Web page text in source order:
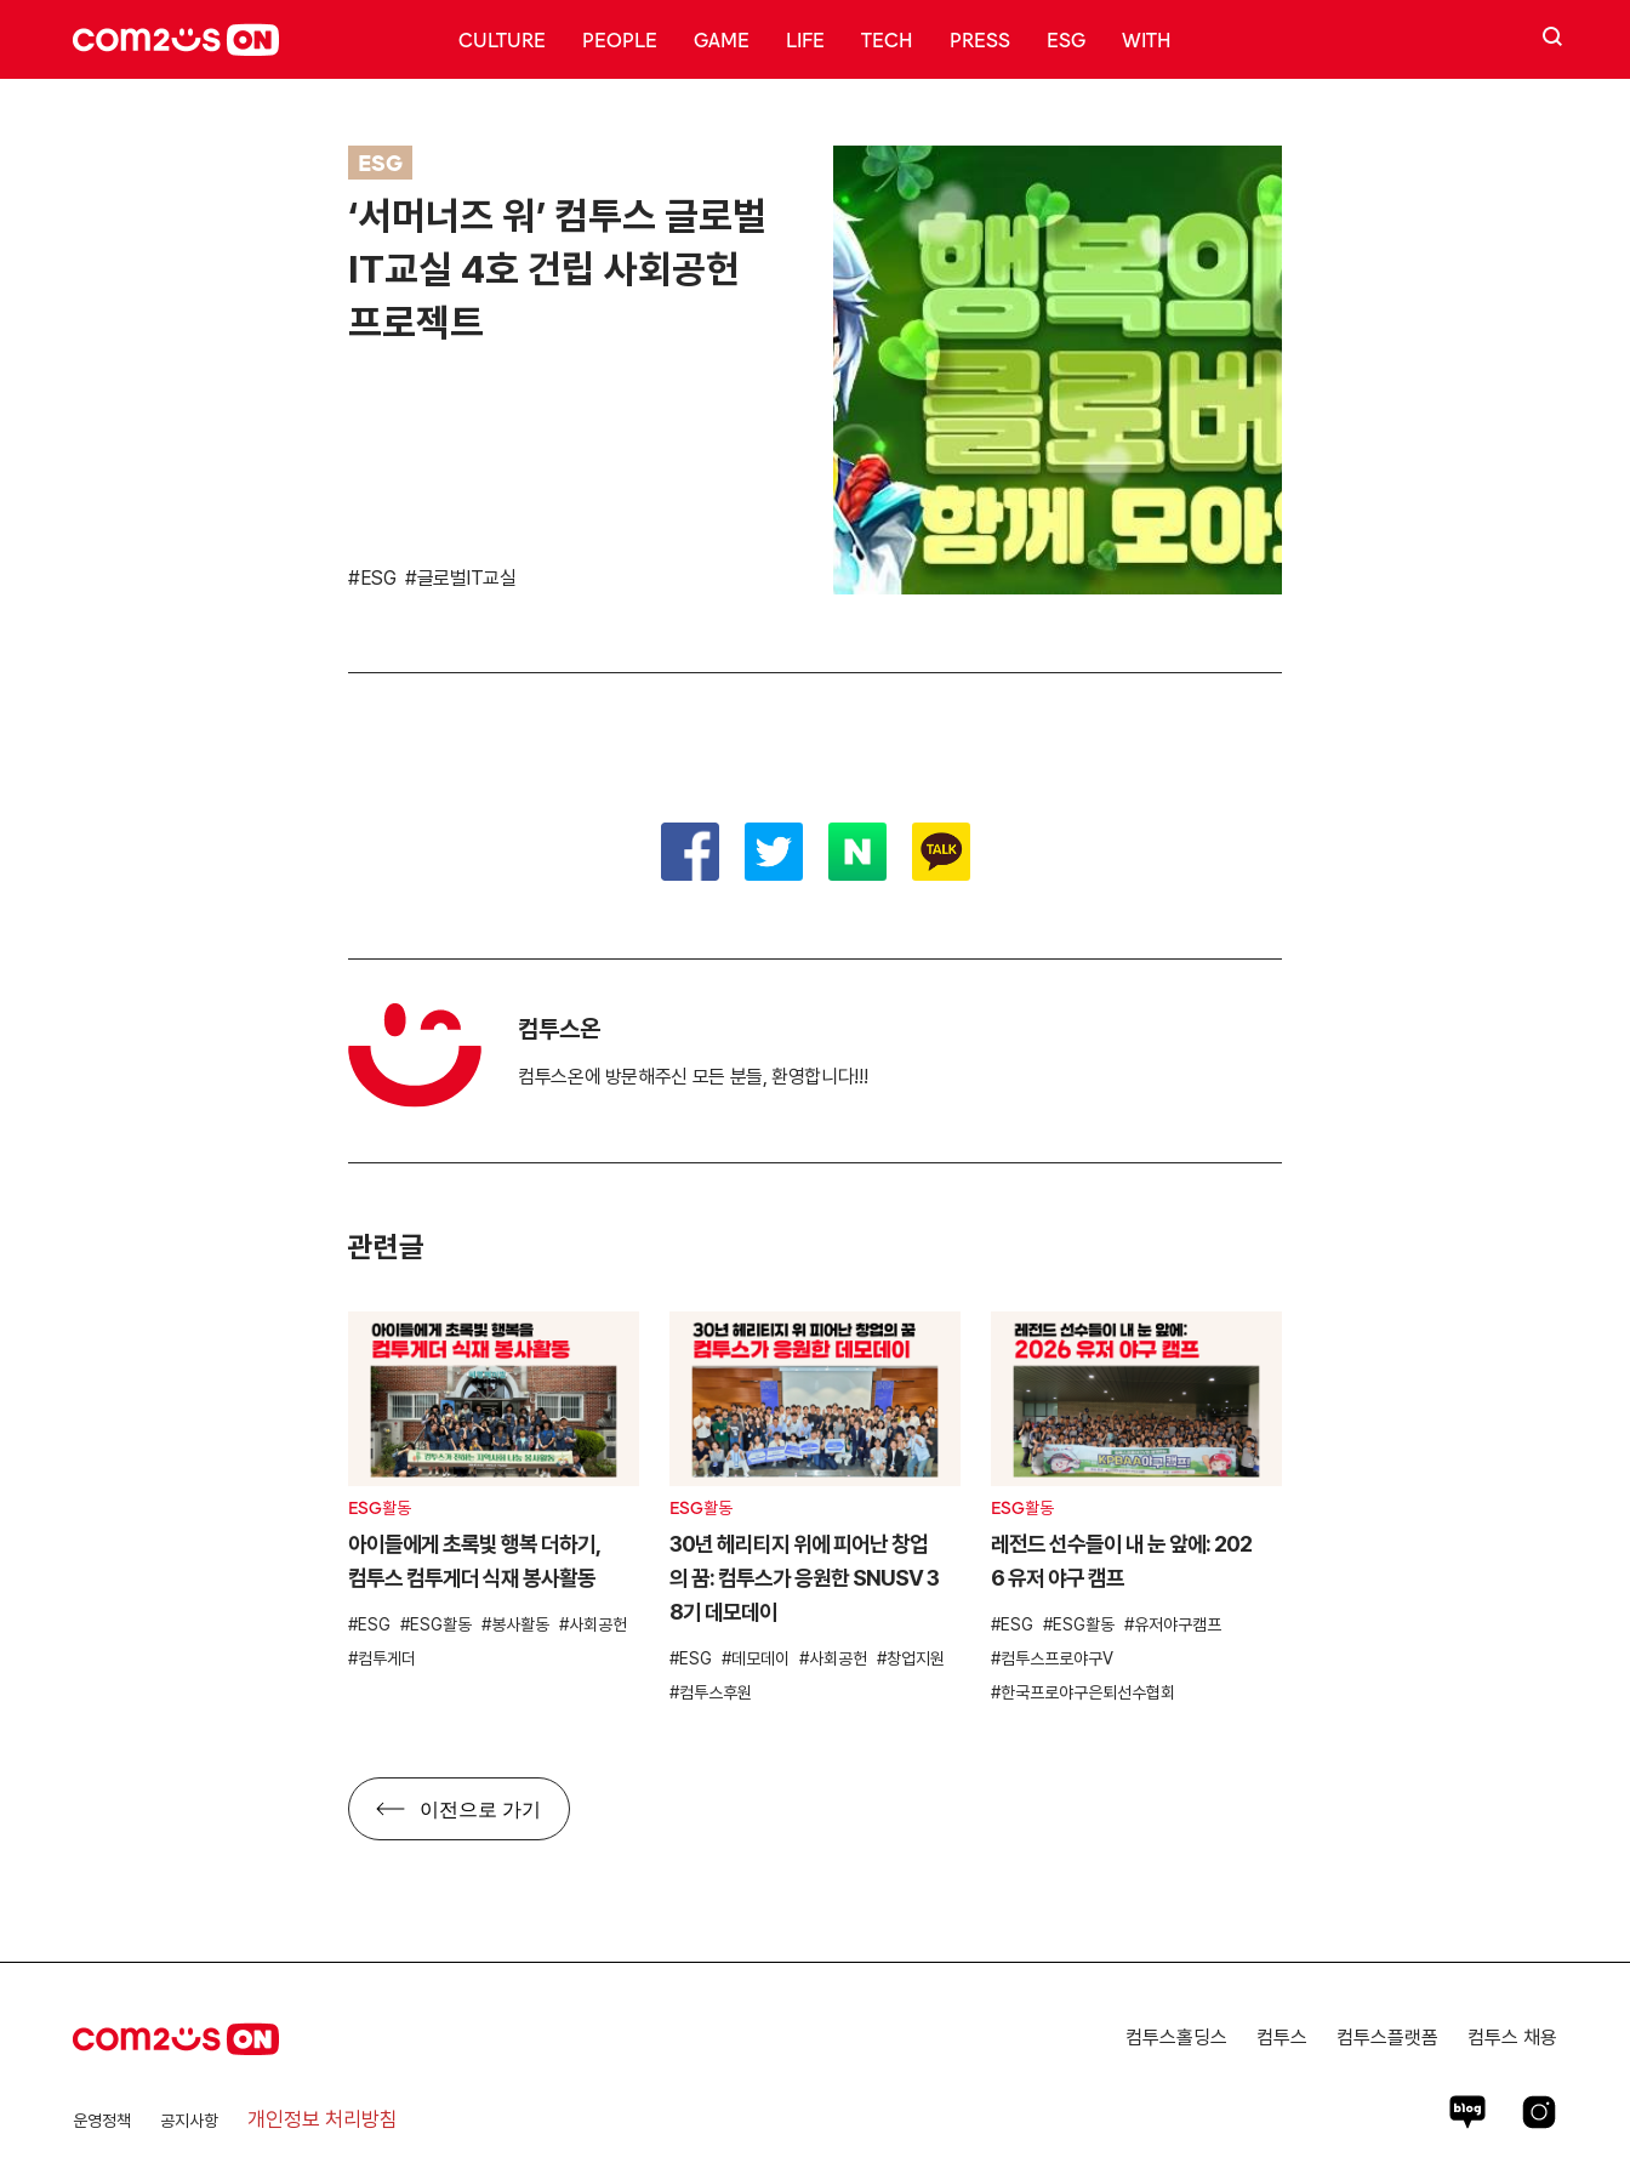
CULTURE PEOPLE GAME LIFE TECH PRESS ESG WITH 검색
ESG
‘서머너즈 워’ 컴투스 글로벌
IT교실 4호 건립 사회공헌
프로젝트
#ESG #글로벌IT교실
컴투스온
컴투스온에 방문해주신 모든 분들, 환영합니다!!!
관련글
ESG활동
아이들에게 초록빛 행복 더하기,
컴투스 컴투게더 식재 봉사활동
ESG ESG활동 봉사활동
사회공헌
컴투게더
ESG활동
30년 헤리티지 위에 피어난 창업
의 꿈: 컴투스가 응원한 SNUSV 3
8기 데모데이
ESG 데모데이 사회공헌
창업지원
컴투스후원
ESG활동
레전드 선수들이 내 눈 앞에: 202
6 유저 야구 캠프
ESG ESG활동
유저야구캠프
컴투스프로야구V
한국프로야구은퇴선수협회
이전으로 가기
운영정책 공지사항 개인정보 처리방침
컴투스홀딩스 컴투스 컴투스플랫폼 컴투스 채용